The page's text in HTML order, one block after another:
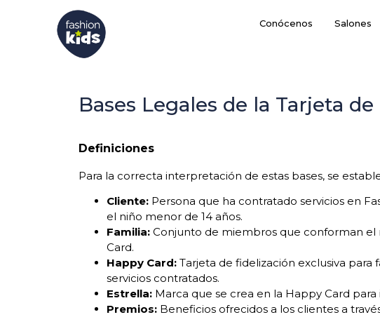
Conócenos Salones
Bases Legales de la Tarjeta
Definiciones
Para la correcta interpretación de estas bases, se
Cliente: Persona que ha contratado servicios en
el niño menor de 14 años.
Familia: Conjunto de miembros que conforman el
Card.
Happy Card: Tarjeta de fidelización exclusiva
servicios contratados.
Estrella: Marca que se crea en la Happy Card
Premios: Beneficios ofrecidos a los clientes a